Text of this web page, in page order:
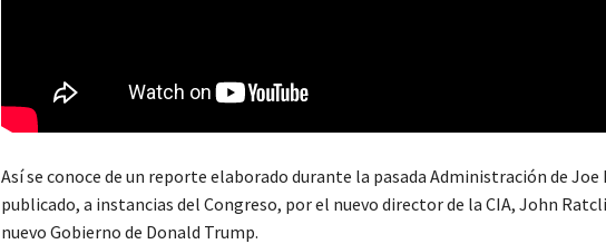
Así se conoce de un reporte elaborado durante la pasada Administración de Joe
publicado, a instancias del Congreso, por el nuevo director de la CIA, John
nuevo Gobierno de Donald Trump.